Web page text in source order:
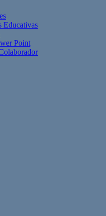
Educativas
Point